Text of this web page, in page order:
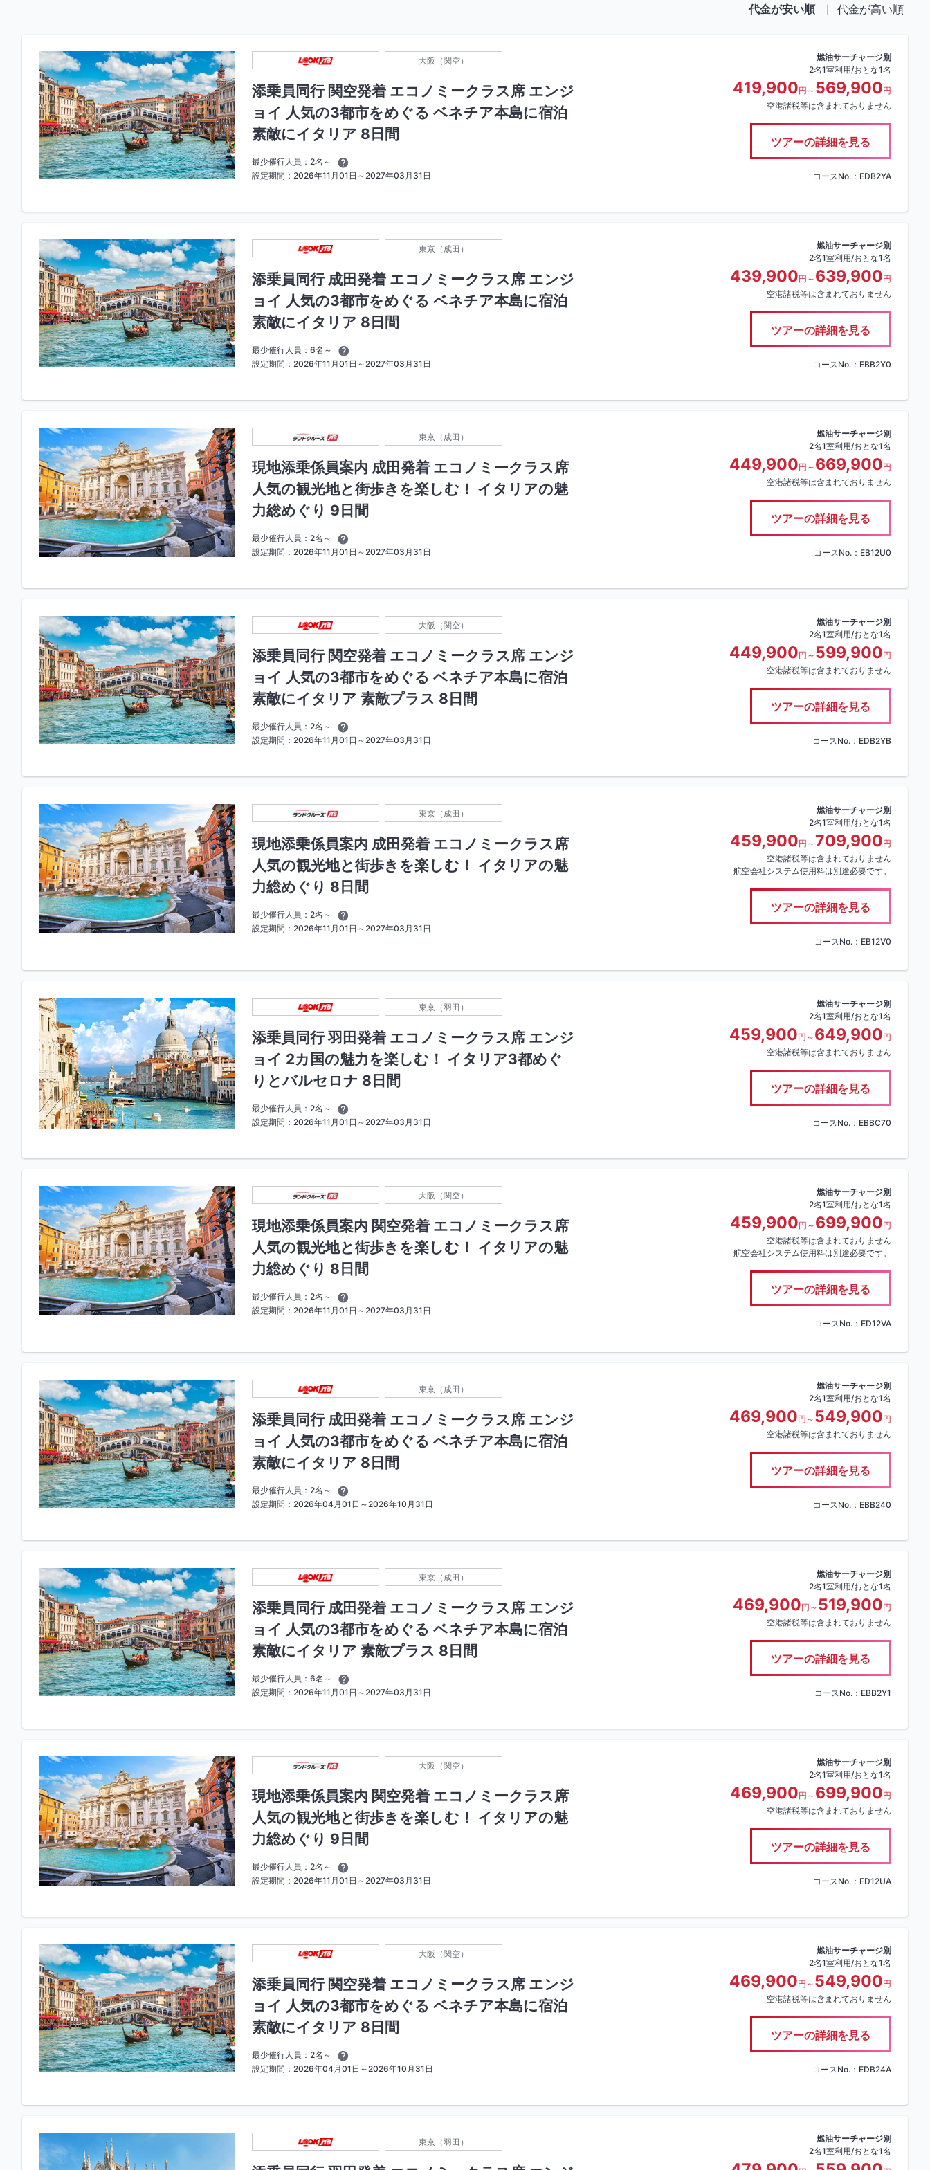
代金が安い順 代金が高い順
大阪（関空）
添乗員同行 関空発着 エコノミークラス席 エンジ
ョイ 人気の3都市をめぐる ベネチア本島に宿泊
素敵にイタリア 8日間
最少催行人員：2名～
設定期間：2026年11月01日～2027年03月31日
燃油サーチャージ別
2名1室利用/おとな1名
419,900円～ 569,900円
空港諸税等は含まれておりません
ツアーの詳細を見る
コースNo.：EDB2YA
東京（成田）
添乗員同行 成田発着 エコノミークラス席 エンジ
ョイ 人気の3都市をめぐる ベネチア本島に宿泊
素敵にイタリア 8日間
最少催行人員：6名～
設定期間：2026年11月01日～2027年03月31日
燃油サーチャージ別
2名1室利用/おとな1名
439,900円～ 639,900円
空港諸税等は含まれておりません
ツアーの詳細を見る
コースNo.：EBB2Y0
東京（成田）
現地添乗係員案内 成田発着 エコノミークラス席
人気の観光地と街歩きを楽しむ！ イタリアの魅
力総めぐり 9日間
最少催行人員：2名～
設定期間：2026年11月01日～2027年03月31日
燃油サーチャージ別
2名1室利用/おとな1名
449,900円～ 669,900円
空港諸税等は含まれておりません
ツアーの詳細を見る
コースNo.：EB12U0
大阪（関空）
添乗員同行 関空発着 エコノミークラス席 エンジ
ョイ 人気の3都市をめぐる ベネチア本島に宿泊
素敵にイタリア 素敵プラス 8日間
最少催行人員：2名～
設定期間：2026年11月01日～2027年03月31日
燃油サーチャージ別
2名1室利用/おとな1名
449,900円～ 599,900円
空港諸税等は含まれておりません
ツアーの詳細を見る
コースNo.：EDB2YB
東京（成田）
現地添乗係員案内 成田発着 エコノミークラス席
人気の観光地と街歩きを楽しむ！ イタリアの魅
力総めぐり 8日間
最少催行人員：2名～
設定期間：2026年11月01日～2027年03月31日
燃油サーチャージ別
2名1室利用/おとな1名
459,900円～709,900円
空港諸税等は含まれておりません
航空会社システム使用料は別途必要です。
ツアーの詳細を見る
コースNo.：EB12V0
東京（羽田）
添乗員同行 羽田発着 エコノミークラス席 エンジ
ョイ 2カ国の魅力を楽しむ！ イタリア3都めぐ
りとバルセロナ 8日間
最少催行人員：2名～
設定期間：2026年11月01日～2027年03月31日
燃油サーチャージ別
2名1室利用/おとな1名
459,900円～ 649,900円
空港諸税等は含まれておりません
ツアーの詳細を見る
コースNo.：EBBC70
大阪（関空）
現地添乗係員案内 関空発着 エコノミークラス席
人気の観光地と街歩きを楽しむ！ イタリアの魅
力総めぐり 8日間
最少催行人員：2名～
設定期間：2026年11月01日～2027年03月31日
燃油サーチャージ別
2名1室利用/おとな1名
459,900円～ 699,900円
空港諸税等は含まれておりません
航空会社システム使用料は別途必要です。
ツアーの詳細を見る
コースNo.：ED12VA
東京（成田）
添乗員同行 成田発着 エコノミークラス席 エンジ
ョイ 人気の3都市をめぐる ベネチア本島に宿泊
素敵にイタリア 8日間
最少催行人員：2名～
設定期間：2026年04月01日～2026年10月31日
燃油サーチャージ別
2名1室利用/おとな1名
469,900円～ 549,900円
空港諸税等は含まれておりません
ツアーの詳細を見る
コースNo.：EBB240
東京（成田）
添乗員同行 成田発着 エコノミークラス席 エンジ
ョイ 人気の3都市をめぐる ベネチア本島に宿泊
素敵にイタリア 素敵プラス 8日間
最少催行人員：6名～
設定期間：2026年11月01日～2027年03月31日
燃油サーチャージ別
2名1室利用/おとな1名
469,900円～ 519,900円
空港諸税等は含まれておりません
ツアーの詳細を見る
コースNo.：EBB2Y1
大阪（関空）
現地添乗係員案内 関空発着 エコノミークラス席
人気の観光地と街歩きを楽しむ！ イタリアの魅
力総めぐり 9日間
最少催行人員：2名～
設定期間：2026年11月01日～2027年03月31日
燃油サーチャージ別
2名1室利用/おとな1名
469,900円～ 699,900円
空港諸税等は含まれておりません
ツアーの詳細を見る
コースNo.：ED12UA
大阪（関空）
添乗員同行 関空発着 エコノミークラス席 エンジ
ョイ 人気の3都市をめぐる ベネチア本島に宿泊
素敵にイタリア 8日間
最少催行人員：2名～
設定期間：2026年04月01日～2026年10月31日
燃油サーチャージ別
2名1室利用/おとな1名
469,900円～ 549,900円
空港諸税等は含まれておりません
ツアーの詳細を見る
コースNo.：EDB24A
東京（羽田）
燃油サーチャージ別
2名1室利用/おとな1名